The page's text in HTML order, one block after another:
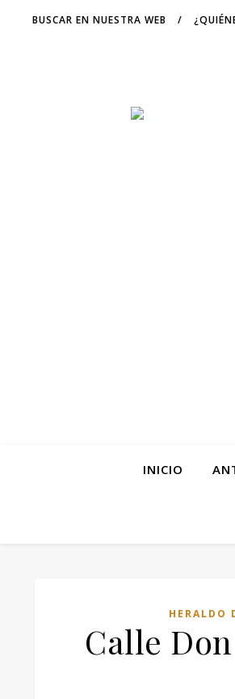
BUSCAR EN NUESTRA WEB /
INICIO
HERALDO
Calle